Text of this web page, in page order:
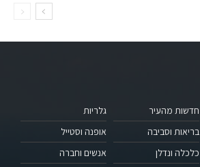
חדשות מהעיר
בריאות וסביבה
כלכלה ונדלן
גלריות
אופנה וסטייל
אנשים וחברה